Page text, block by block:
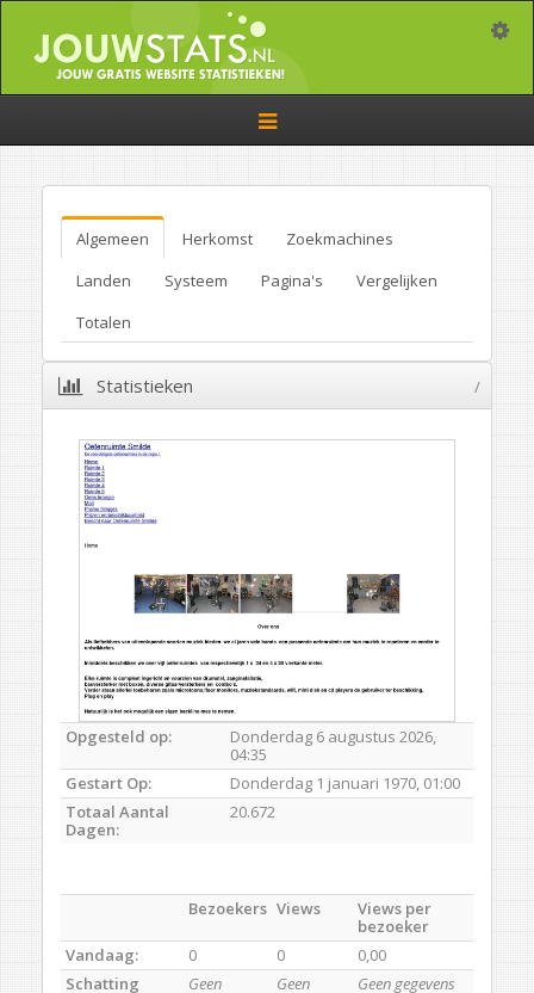
Toggle
navigation
Algemeen Herkomst
Zoekmachines
Landen
Systeem Pagina's
Vergelijken
Totalen
Statistieken /
Opgesteld op:
Donderdag 6 augustus 2026,
04:35
Gestart Op:
Donderdag 1 januari 1970, 01:00
Totaal Aantal
Dagen:
20.672
Bezoekers Views
Views per
bezoeker
Vandaag:
0 0
0,00
Schatting
Geen
Geen
Geen gegevens